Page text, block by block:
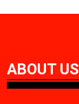
ABOUT US